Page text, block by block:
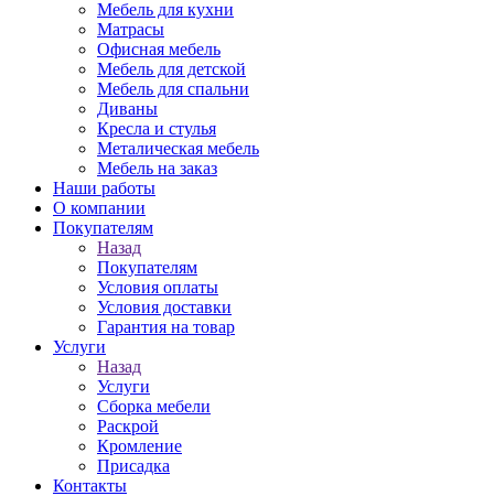
Мебель для кухни
Матрасы
Офисная мебель
Мебель для детской
Мебель для спальни
Диваны
Кресла и стулья
Металическая мебель
Мебель на заказ
Наши работы
О компании
Покупателям
Назад
Покупателям
Условия оплаты
Условия доставки
Гарантия на товар
Услуги
Назад
Услуги
Сборка мебели
Раскрой
Кромление
Присадка
Контакты